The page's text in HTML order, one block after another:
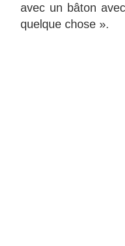
avec un bâton
quelque chose ».